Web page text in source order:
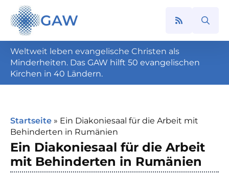
GAW
Search
Weltweit leben evangelische Christen als
Minderheiten. Das GAW hilft 50 evangelischen
Kirchen in 40 Ländern.
Startseite » Ein Diakoniesaal für die Arbeit mit
Behinderten in Rumänien
Ein Diakoniesaal für die Arbeit
mit Behinderten in Rumänien